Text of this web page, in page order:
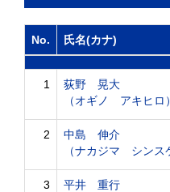
No. 氏名(カナ)
1
荻野 晃大
（オギノ アキヒロ）
2
中島 伸介
（ナカジマ シンス
3
平井 重行